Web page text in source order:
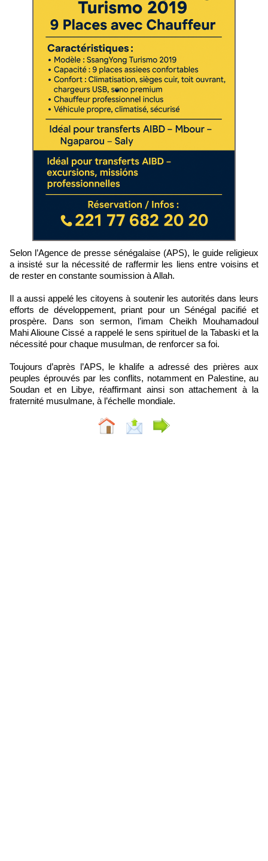
Selon l’Agence de presse sénégalaise (APS), le guide religieux
a insisté sur la nécessité de raffermir les liens entre voisins et
de rester en constante soumission à Allah.
Il a aussi appelé les citoyens à soutenir les autorités dans leurs
efforts de développement, priant pour un Sénégal pacifié et
prospère. Dans son sermon, l’imam Cheikh Mouhamadoul
Mahi Alioune Cissé a rappelé le sens spirituel de la Tabaski et la
nécessité pour chaque musulman, de renforcer sa foi.
Toujours d’après l’APS, le khalife a adressé des prières aux
peuples éprouvés par les conflits, notamment en Palestine, au
Soudan et en Libye, réaffirmant ainsi son attachement à la
fraternité musulmane, à l’échelle mondiale.